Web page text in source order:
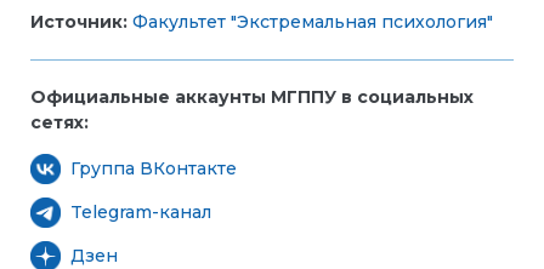
Источник: Факультет "Экстремальная психология"
Официальные аккаунты МГППУ в социальных
сетях:
Группа ВКонтакте
Telegram-канал
Дзен